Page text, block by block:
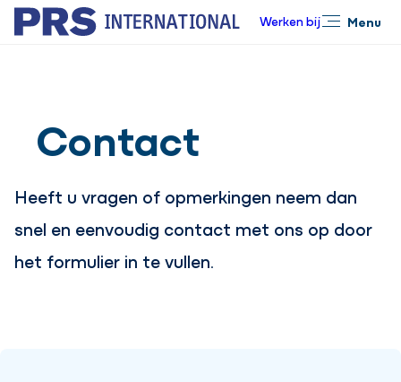
Werken bij Menu
Contact
Heeft u vragen of opmerkingen neem dan
snel en eenvoudig contact met ons op door
het formulier in te vullen.
Sluiten